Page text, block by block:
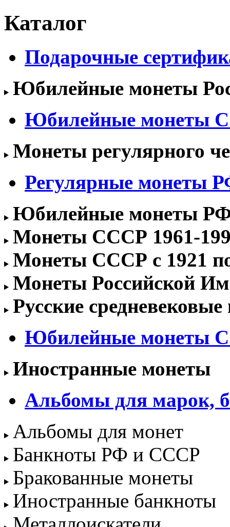
Каталог
Подарочные
Юбилейные монеты
Юбилейные монеты
Монеты регулярного
Регулярные монеты
Юбилейные монеты РФ
Монеты СССР 1961-
Монеты СССР с 1921 по
Монеты Российской
Русские
Юбилейные монеты
Иностранные монеты
Альбомы для марок,
Альбомы для монет
Банкноты РФ и СССР
Бракованные монеты
Иностранные банкноты